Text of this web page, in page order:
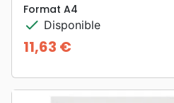
Format A4
check Disponible
Prix
11,63 €